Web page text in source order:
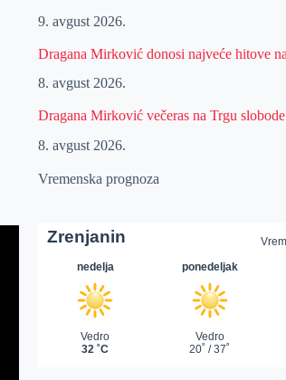
9. avgust 2026.
Dragana Mirković donosi najveće hitove
8. avgust 2026.
Dragana Mirković večeras na Trgu slobode
8. avgust 2026.
Vremenska prognoza